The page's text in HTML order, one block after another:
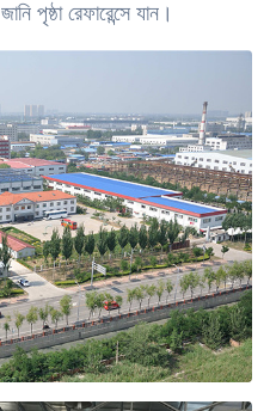
পৃষ্ঠা রেফারেন্সে যান।